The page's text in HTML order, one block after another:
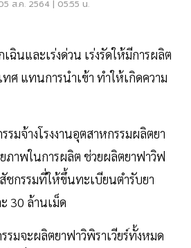
ส.ค. 2564 | 05:55 น.
นและเร่งด่วน เร่งรัดให้มีการผลิต
ศ แทนการนําเข้า ทําให้เกิดความ
มจ้างโรงงานอุตสาหกรรมผลิตยา
ภาพในการผลิต ช่วยผลิตยาฟาวิฟ
สัชกรรมที่ให้ขึ้นทะเบียนตํารับยา
30 ล้านเม็ด
รมจะผลิตยาฟาวิพิราเวียร์ทั้งหมด